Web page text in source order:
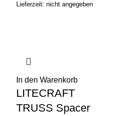
Lieferzeit: nicht angegeben
In den Warenkorb
LITECRAFT
TRUSS Spacer